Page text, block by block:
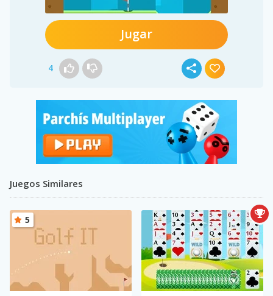
Jugar
4
Juegos Similares
5